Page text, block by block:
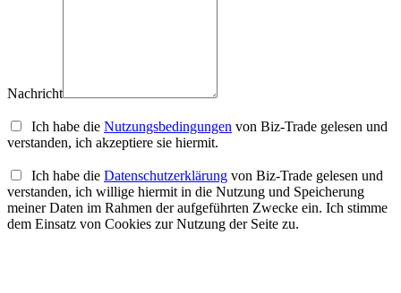
Nachricht
Ich habe die Nutzungsbedingungen von Biz-Trade gelesen und
verstanden, ich akzeptiere sie hiermit.
Ich habe die Datenschutzerklärung von Biz-Trade gelesen und
verstanden, ich willige hiermit in die Nutzung und Speicherung
meiner Daten im Rahmen der aufgeführten Zwecke ein. Ich stimme
dem Einsatz von Cookies zur Nutzung der Seite zu.